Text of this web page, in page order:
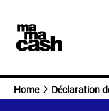
content
Home Déclaration